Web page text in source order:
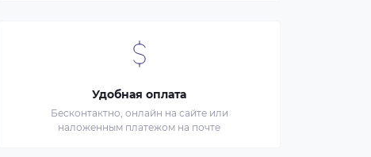
Удобная оплата
Бесконтактно, онлайн на сайте или
наложенным платежом на почте